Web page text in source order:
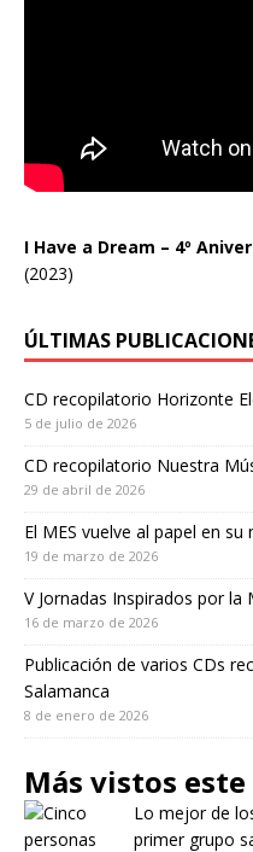
I Have a Dream – 4º
(2023)
ÚLTIMAS
CD recopilatorio Horizonte
5 de julio de 2026
CD recopilatorio Nuestra
29 de abril de 2026
El MES vuelve al papel en su
19 de marzo de 2026
V Jornadas Inspirados por la
16 de marzo de 2026
Publicación de varios CDs
Salamanca
8 de enero de 2026
Más vistos este
Lo mejor de
primer grupo